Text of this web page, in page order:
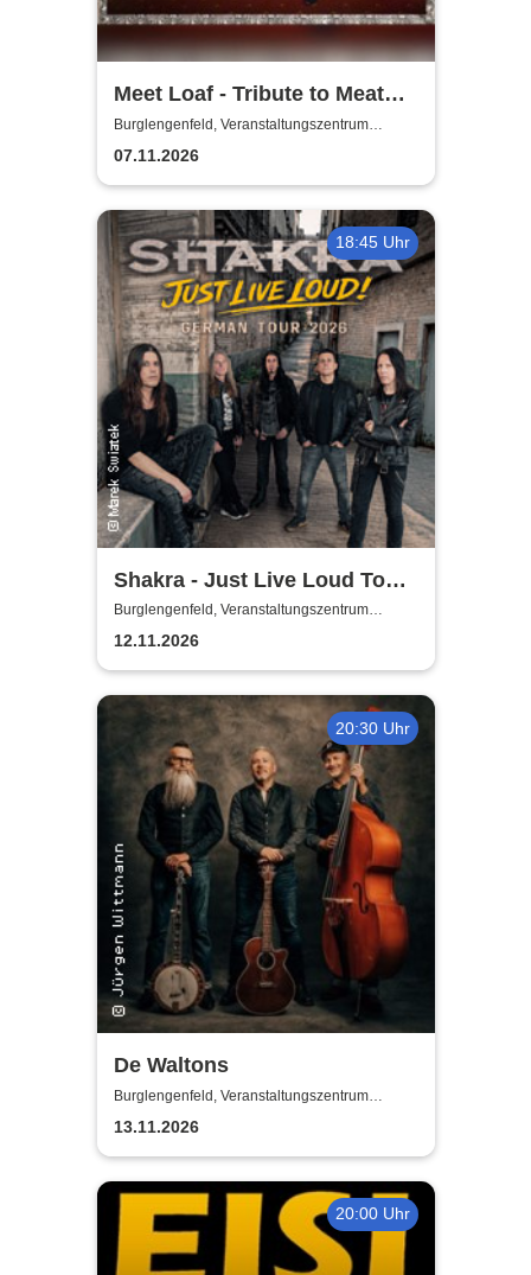
Meet Loaf - Tribute to Meat
Loaf
Burglengenfeld, Veranstaltungszentrum
Pfarrheim
07.11.2026
18:45 Uhr
Shakra - Just Live Loud Tour
26
Burglengenfeld, Veranstaltungszentrum
Pfarrheim
12.11.2026
20:30 Uhr
De Waltons
Burglengenfeld, Veranstaltungszentrum
Pfarrheim
13.11.2026
20:00 Uhr